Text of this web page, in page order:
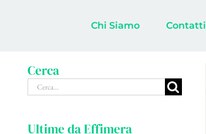
Chi Siamo Contatti
Cerca
Cerca
per:
Ultime da Effimera